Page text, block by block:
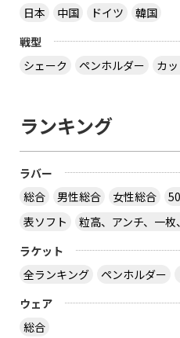
日本
中国 ドイツ
韓国
戦型
シェーク
ペンホルダー カ
ランキング
ラバー
総合
男性総合 女性総合
表ソフト
粒高、アンチ、一枚
ラケット
全ランキング
ペンホルダー
ウェア
総合